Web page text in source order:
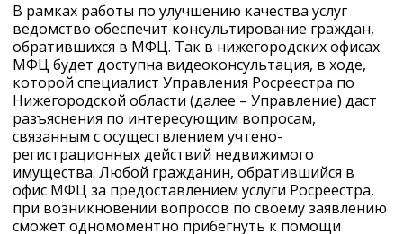
В рамках работы по улучшению качества услуг
ведомство обеспечит консультирование граждан,
обратившихся в МФЦ. Так в нижегородских офисах
МФЦ будет доступна видеоконсультация, в ходе,
которой специалист Управления Росреестра по
Нижегородской области (далее – Управление) даст
разъяснения по интересующим вопросам,
связанным с осуществлением учтено-
регистрационных действий недвижимого
имущества. Любой гражданин, обратившийся в
офис МФЦ за предоставлением услуги Росреестра,
при возникновении вопросов по своему заявлению
сможет одномоментно прибегнуть к помощи